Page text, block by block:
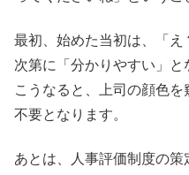
最初、始めた当初は、「え
次第に「分かりやすい」と
こうなると、上司の顔色を
不要となります。
あとは、人事評価制度の